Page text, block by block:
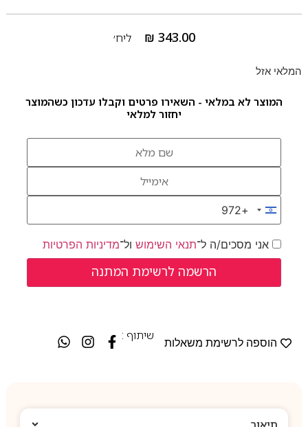
₪ 343.00 ליח׳
המלאי אזל
המוצר לא במלאי - השאירו פרטים וקבלו עדכון כשהמוצר
יחזור למלאי
Israel +972
+972
אני מסכים/ה ל־תנאי השימושול־מדיניות הפרטיות
הוספה לרשימת משאלות
שיתוף :